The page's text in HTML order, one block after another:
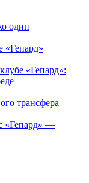
один
«Гепард»
«Гепард»:
трансфера
«Гепард» —